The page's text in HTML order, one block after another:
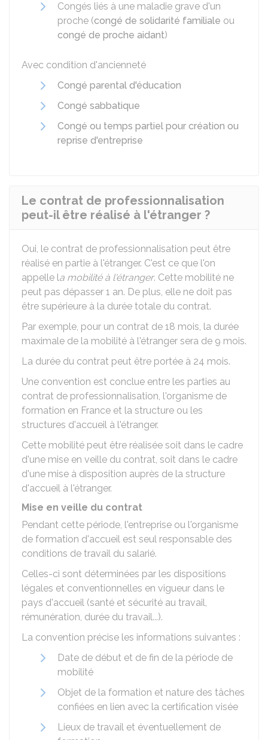
Congés liés à une maladie grave d'un
proche (congé de solidarité familiale ou
congé de proche aidant)
Avec condition d'ancienneté
Congé parental d'éducation
Congé sabbatique
Congé ou temps partiel pour création ou
reprise d'entreprise
Le contrat de professionnalisation
peut-il être réalisé à l'étranger ?
Oui, le contrat de professionnalisation peut être
réalisé en partie à l'étranger. C'est ce que l'on
appelle la mobilité à l'étranger. Cette mobilité ne
peut pas dépasser 1 an. De plus, elle ne doit pas
être supérieure à la durée totale du contrat.
Par exemple, pour un contrat de 18 mois, la durée
maximale de la mobilité à l'étranger sera de 9 mois.
La durée du contrat peut être portée à 24 mois.
Une convention est conclue entre les parties au
contrat de professionnalisation, l'organisme de
formation en France et la structure ou les
structures d'accueil à l'étranger.
Cette mobilité peut être réalisée soit dans le cadre
d'une mise en veille du contrat, soit dans le cadre
d'une mise à disposition auprès de la structure
d'accueil à l'étranger.
Mise en veille du contrat
Pendant cette période, l'entreprise ou l'organisme
de formation d'accueil est seul responsable des
conditions de travail du salarié.
Celles-ci sont déterminées par les dispositions
légales et conventionnelles en vigueur dans le
pays d'accueil (santé et sécurité au travail,
rémunération, durée du travail...).
La convention précise les informations suivantes :
Date de début et de fin de la période de
mobilité
Objet de la formation et nature des tâches
confiées en lien avec la certification visée
Lieux de travail et éventuellement de